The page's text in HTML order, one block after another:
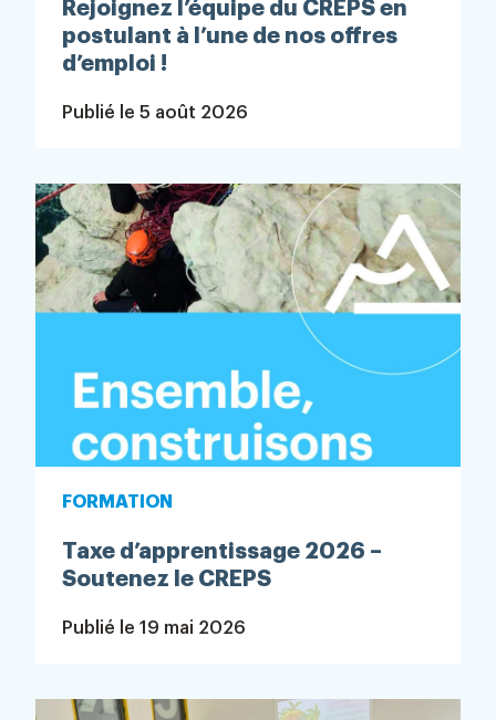
Rejoignez l’équipe du CREPS en
postulant à l’une de nos offres
d’emploi !
Publié le 5 août 2026
FORMATION
Taxe d’apprentissage 2026 –
Soutenez le CREPS
Publié le 19 mai 2026